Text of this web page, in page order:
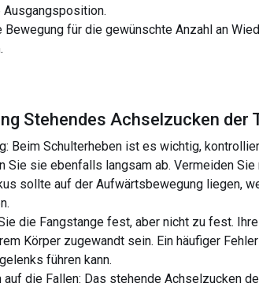
Ausgangsposition.
für die gewünschte Anzahl an
Stehendes Achselzucken der
Beim Schulterheben ist es wichtig,
Sie sie ebenfalls langsam ab. Vermeiden
sollte auf der Aufwärtsbewegung liegen,
die Fangstange fest, aber nicht zu fest.
Körper zugewandt sein. Ein häufiger
führen kann.
die Fallen: Das stehende Achselzucken